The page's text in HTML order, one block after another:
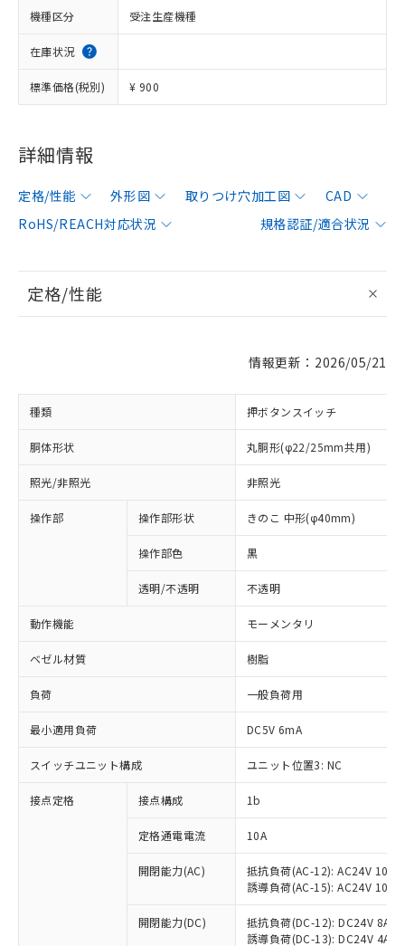
機種区分 受注生産機種
在庫状況
標準価格(税別) ¥ 900
詳細情報
定格/性能 外形図 取りつけ穴加工図
CAD
RoHS/REACH対応状況
規格認証/適合状況
定格/性能
情報更新：2026/05/21
種類 押ボタンスイッチ
胴体形状 丸胴形(φ22/25mm共用)
照光/非照光 非照光
操作部 操作部形状 きのこ 中形(φ40mm)
操作部色 黒
透明/不透明 不透明
動作機能 モーメンタリ
ベゼル材質 樹脂
負荷 一般負荷用
最小適用負荷 DC5V 6mA
スイッチユニット構成 ユニット位置3: NC
接点定格 接点構成 1b
定格通電電流 10A
開閉能力(AC)
抵抗負荷(AC-12): AC24V 10A/
誘導負荷(AC-15): AC24V
開閉能力(DC)
抵抗負荷(DC-12): DC24V 8A/
誘導負荷(DC-13): DC24V 4A/
ご利用条件
対応済み：EU RoHS指令（10物質）の
非含有に対応した製品が提供可能な商品で
対応予定：EU RoHS指令（10物質）の非含
有に対応した製品に切り替える予定のある